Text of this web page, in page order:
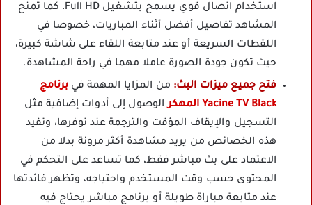
استخدام اتصال قوي يسمح بتشغيل Full HD، كما تمنح
المشاهد تفاصيل أفضل أثناء المباريات، خصوصا في
اللقطات السريعة أو عند متابعة اللقاء على شاشة كبيرة،
حيث تكون جودة الصورة عاملا مهما في راحة المشاهدة.
فتح جميع ميزات البث: من المزايا المهمة في برنامج
Yacine TV Black المهكر
الوصول إلى أدوات إضافية مثل
التسجيل والإيقاف المؤقت والترجمة عند توفرها، وتفيد
هذه الخصائص من يريد مشاهدة أكثر مرونة بدلا من
الاعتماد على بث مباشر فقط، كما تساعد على التحكم في
المحتوى حسب وقت المستخدم واحتياجه، وتظهر فائدتها
عند متابعة مباراة طويلة أو برنامج مباشر يحتاج فيه